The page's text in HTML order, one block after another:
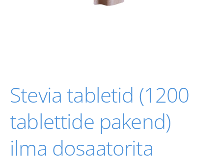
Stevia tabletid (1200
tablettide pakend)
ilma dosaatorita